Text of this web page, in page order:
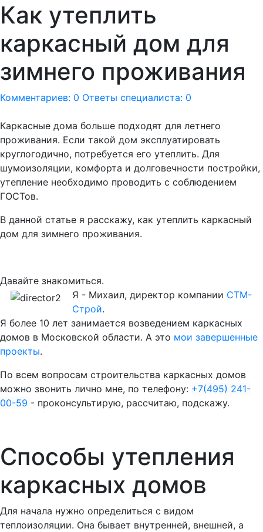
Как утеплить
каркасный дом для
зимнего проживания
Комментариев: 0 Ответы специалиста: 0
Каркасные дома больше подходят для летнего
проживания. Если такой дом эксплуатировать
круглогодично, потребуется его утеплить. Для
шумоизоляции, комфорта и долговечности постройки,
утепление необходимо проводить с соблюдением
ГОСТов.
В данной статье я расскажу, как утеплить каркасный
дом для зимнего проживания.
Давайте знакомиться.
Я - Михаил, директор компании СТМ-
Строй.
Я более 10 лет занимается возведением каркасных
домов в Московской области. А это мои завершенные
проекты.
По всем вопросам строительства каркасных домов
можно звонить лично мне, по телефону: +7(495) 241-
00-59 - проконсультирую, рассчитаю, подскажу.
Способы утепления
каркасных домов
Для начала нужно определиться с видом
теплоизоляции. Она бывает внутренней, внешней, а